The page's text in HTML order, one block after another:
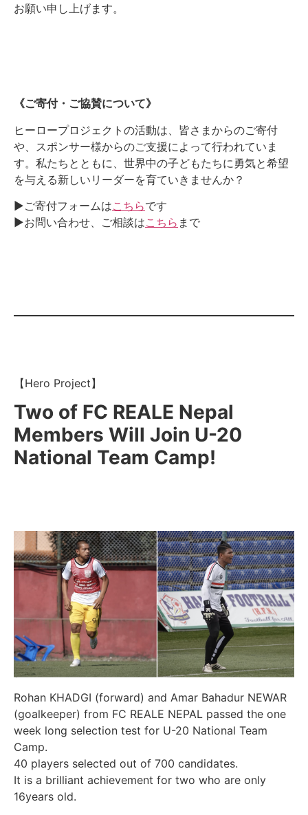
お願い申し上げます。
《ご寄付・ご協賛について》
ヒーロープロジェクトの活動は、皆さまからのご寄付
や、スポンサー様からのご支援によって行われていま
す。私たちとともに、世界中の子どもたちに勇気と希望
を与える新しいリーダーを育ていきませんか？
▶︎ご寄付フォームはこちらです
▶︎お問い合わせ、ご相談はこちら まで
【Hero Project】
Two of FC REALE Nepal
Members Will Join U-20
National Team Camp!
Rohan KHADGI (forward) and Amar Bahadur NEWAR
(goalkeeper) from FC REALE NEPAL passed the one
week long selection test for U-20 National Team
Camp.
40 players selected out of 700 candidates.
It is a brilliant achievement for two who are only
16years old.